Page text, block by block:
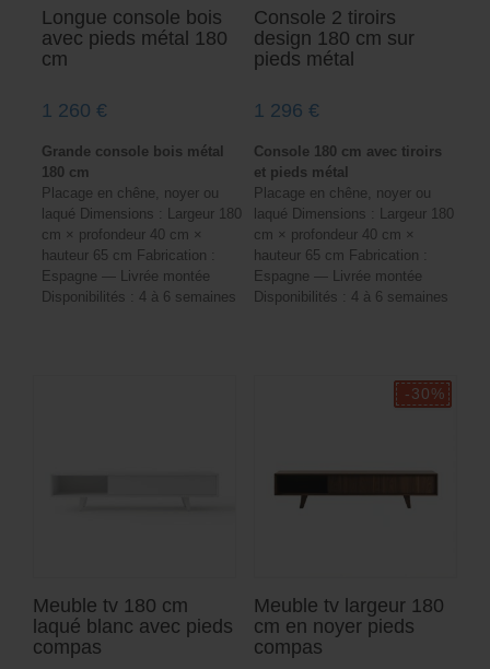
Longue console bois
avec pieds métal 180
cm
1 260 €
Grande console bois métal
180 cm
Placage en chêne, noyer ou
laqué Dimensions : Largeur 180
cm × profondeur 40 cm ×
hauteur 65 cm Fabrication :
Espagne — Livrée montée
Disponibilités : 4 à 6 semaines
Console 2 tiroirs
design 180 cm sur
pieds métal
1 296 €
Console 180 cm avec tiroirs
et pieds métal
Placage en chêne, noyer ou
laqué Dimensions : Largeur 180
cm × profondeur 40 cm ×
hauteur 65 cm Fabrication :
Espagne — Livrée montée
Disponibilités : 4 à 6 semaines
Meuble tv 180 cm
laqué blanc avec pieds
compas
Meuble tv largeur 180
cm en noyer pieds
compas